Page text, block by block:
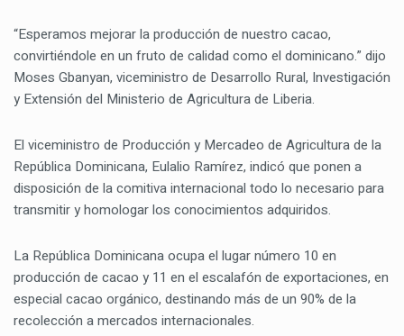
“Esperamos mejorar la producción de nuestro cacao,
convirtiéndole en un fruto de calidad como el dominicano.” dijo
Moses Gbanyan, viceministro de Desarrollo Rural, Investigación
y Extensión del Ministerio de Agricultura de Liberia.
El viceministro de Producción y Mercadeo de Agricultura de la
República Dominicana, Eulalio Ramírez, indicó que ponen a
disposición de la comitiva internacional todo lo necesario para
transmitir y homologar los conocimientos adquiridos.
La República Dominicana ocupa el lugar número 10 en
producción de cacao y 11 en el escalafón de exportaciones, en
especial cacao orgánico, destinando más de un 90% de la
recolección a mercados internacionales.